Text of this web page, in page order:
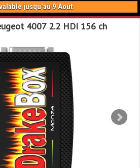
jusqu'au 9 Août
4007 2.2 HDI 156 ch